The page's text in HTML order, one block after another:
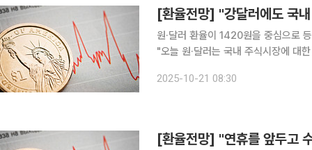
[환율전망] "강달러에도 국
원·달러 환율이 1420원을 중심으로 등락할 것이란 전
"오늘 원·달러는 국내 주식시장에 대
2025-10-21 08:30
[환율전망] "연휴를 앞두고